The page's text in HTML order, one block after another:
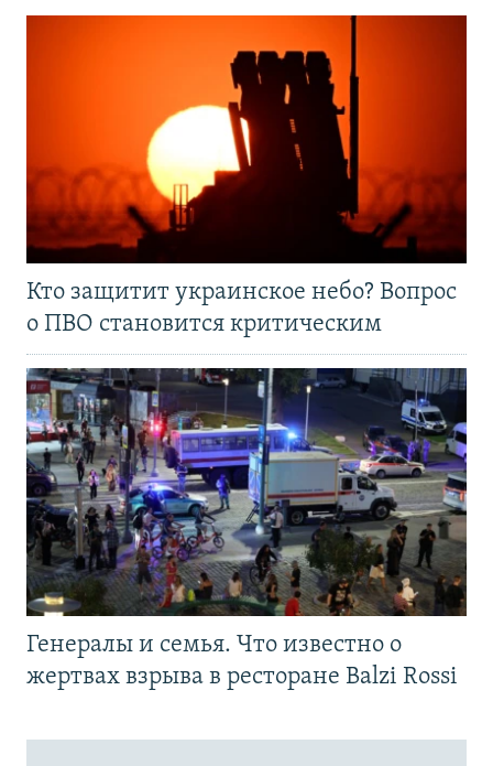
Кто защитит украинское небо? Вопрос
о ПВО становится критическим
Генералы и семья. Что известно о
жертвах взрыва в ресторане Balzi Rossi